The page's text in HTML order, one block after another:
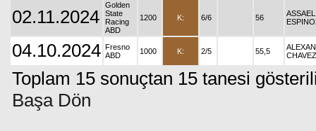
02.11.2024
Golden
State
Racing
ABD
1200 K: 6/6 56
ASSAEL
04.10.2024 Fresno
ABD
1000 K: 2/5 55,5
CHAVEZ
Toplam 15 sonuçtan 15 tanesi
Başa Dön